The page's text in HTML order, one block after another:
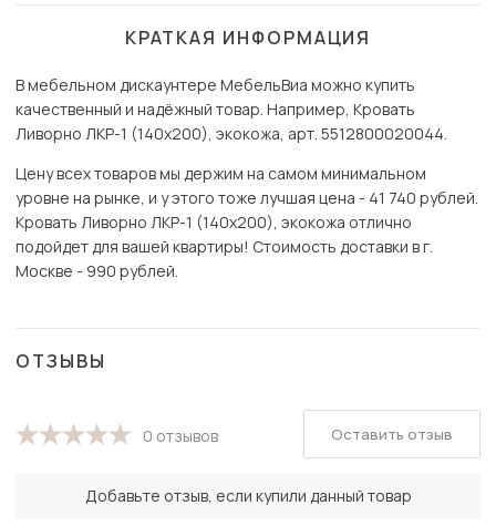
КРАТКАЯ ИНФОРМАЦИЯ
В мебельном дискаунтере МебельВиа можно купить
качественный и надёжный товар. Например, Кровать
Ливорно ЛКР-1 (140х200), экокожа, арт. 5512800020044.
Цену всех товаров мы держим на самом минимальном
уровне на рынке, и у этого тоже лучшая цена - 41 740 рублей.
Кровать Ливорно ЛКР-1 (140х200), экокожа отлично
подойдет для вашей квартиры! Стоимость доставки в г.
Москве - 990 рублей.
ОТЗЫВЫ
0 отзывов
Добавьте отзыв, если купили данный товар
Оставить отзыв